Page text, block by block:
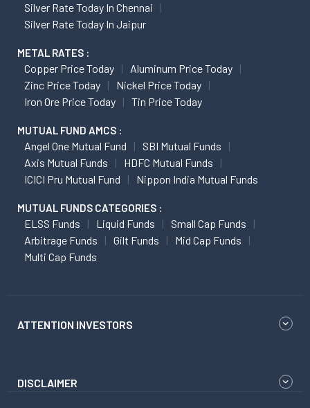
Silver Rate Today In Chennai
Silver Rate Today In Jaipur
METAL RATES :
Copper Price Today
Aluminum Price Today
Zinc Price Today
Nickel Price Today
Iron Ore Price Today
Tin Price Today
MUTUAL FUND AMCS :
Angel One Mutual Fund
SBI Mutual Funds
Axis Mutual Funds
HDFC Mutual Funds
ICICI Pru Mutual Fund
Nippon India Mutual Funds
MUTUAL FUNDS CATEGORIES :
ELSS Funds Liquid Funds
Small Cap Funds
Arbitrage Funds
Gilt Funds
Mid Cap Funds
Multi Cap Funds
ATTENTION INVESTORS
DISCLAIMER